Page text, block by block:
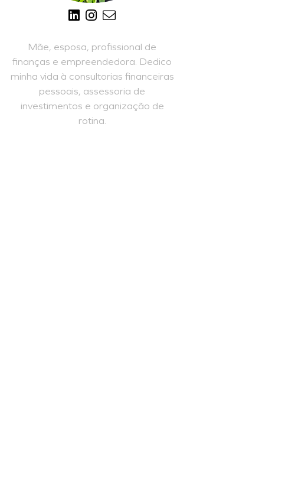
Mãe, esposa, profissional de
finanças e empreendedora. Dedico
minha vida à consultorias financeiras
pessoais, assessoria de
investimentos e organização de
rotina.